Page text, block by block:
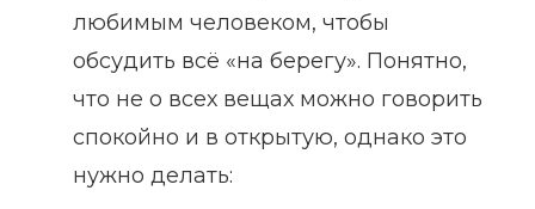
любимым человеком, чтобы
обсудить всё «на берегу». Понятно,
что не о всех вещах можно говорить
спокойно и в открытую, однако это
нужно делать: